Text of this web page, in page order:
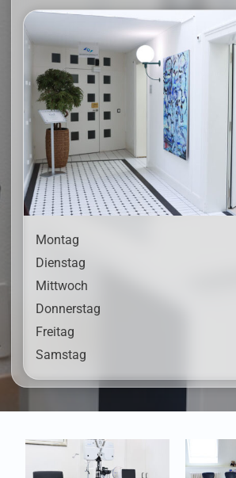
Montag
Dienstag
Mittwoch
Donnerstag
Freitag
Samstag